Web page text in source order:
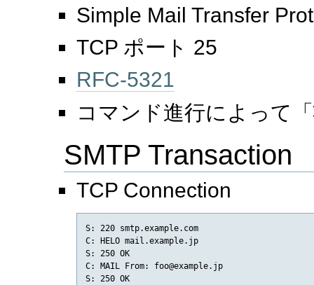
Simple Mail Transfer
TCP ポート 25
RFC-5321
コマンド進行によって
SMTP Transaction
TCP Connection
S: 220 smtp.example.com
C: HELO mail.example.jp
S: 250 OK
C: MAIL From: foo@example.jp
S: 250 OK